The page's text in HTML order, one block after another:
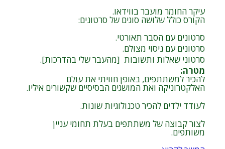
עיקר החומר מועבר בווידאו.
הקורס כולל שלושה סוגים של סרטונים:
סרטונים עם הסבר תאורטי.
סרטונים עם ניסוי מצולם.
סרטוני שאלות ותשובות [מהעבר שלי בהדרכות].
מטרה:
להכיר למשתתפים, באופן חוויתי את עולם
האלקטרוניקה ואת המושגים הבסיסיים שקשורים איליו.
לעודד ילדים להכיר טכנולוגיות שונות.
לצור קבוצה של משתתפים בעלת תחומי עניין
משותפים.